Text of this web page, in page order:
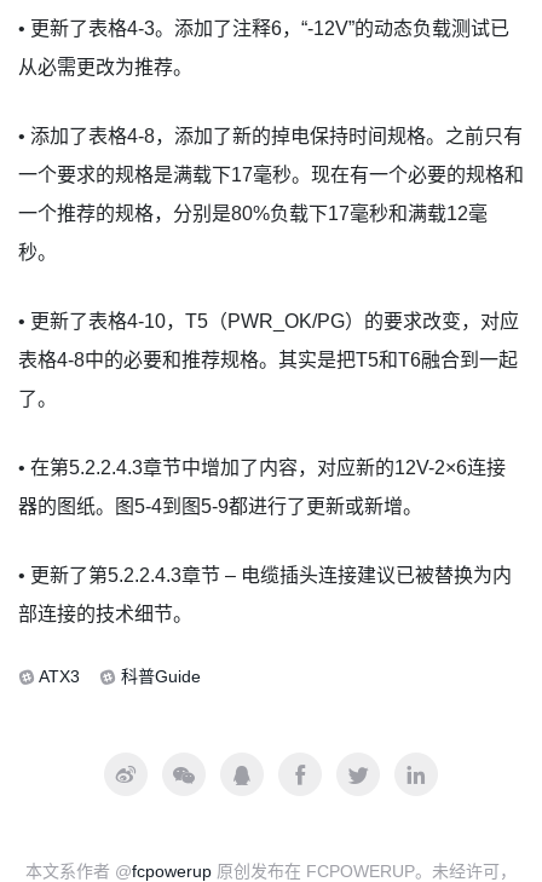
• 更新了表格4-3。添加了注释6，“-12V”的动态负载测试已
从必需更改为推荐。
• 添加了表格4-8，添加了新的掉电保持时间规格。之前只有
一个要求的规格是满载下17毫秒。现在有一个必要的规格和
一个推荐的规格，分别是80%负载下17毫秒和满载12毫
秒。
• 更新了表格4-10，T5（PWR_OK/PG）的要求改变，对应
表格4-8中的必要和推荐规格。其实是把T5和T6融合到一起
了。
• 在第5.2.2.4.3章节中增加了内容，对应新的12V-2×6连接
器的图纸。图5-4到图5-9都进行了更新或新增。
• 更新了第5.2.2.4.3章节 – 电缆插头连接建议已被替换为内
部连接的技术细节。
ATX3 科普Guide
本文系作者 @fcpowerup 原创发布在 FCPOWERUP。未经许可，